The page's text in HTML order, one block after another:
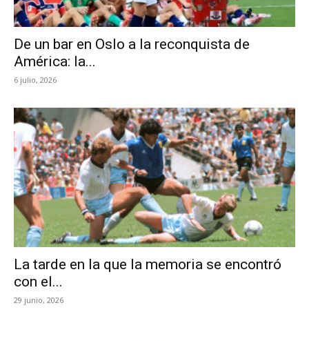
De un bar en Oslo a la reconquista de
América: la...
6 julio, 2026
La tarde en la que la memoria se encontró
con el...
29 junio, 2026